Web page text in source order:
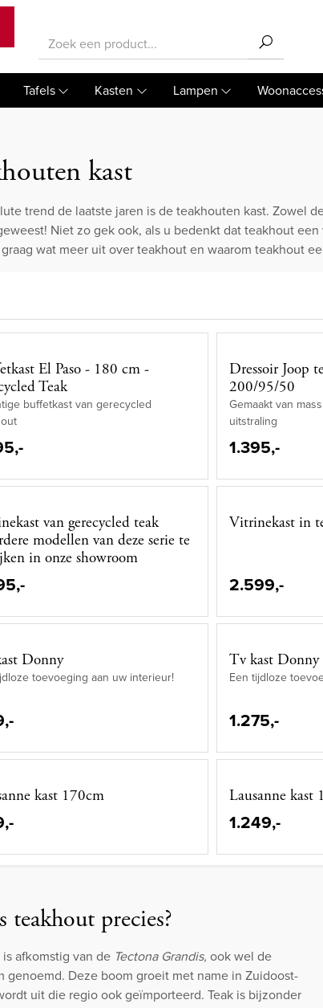
Tafels Kasten Lampen
kast
trend de laatste jaren is de teakhouten kast. Zowel
Niet zo gek ook, als u bedenkt dat teakhout
wat meer uit over teakhout en waarom teakhout
El Paso - 180 cm -
Teak
buffetkast van gerecycled
Dressoir Joop
200/95/50
Gemaakt van
uitstraling
1.395,-
van gerecycled teak
modellen van deze serie te
in onze showroom
Vitrinekast in
2.599,-
Donny
toevoeging aan uw interieur!
Tv kast Donny
Een tijdloze
1.275,-
kast 170cm Lausanne kast
1.249,-
teakhout precies?
afkomstig van de Tectona Grandis, ook wel de
genoemd. Deze boom groeit met name in Zuidoost-
uit die regio ook geïmporteerd. Teak is bijzonder